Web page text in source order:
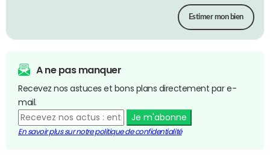
Estimer mon bien
A ne pas manquer
Recevez nos astuces et bons plans directement par e-
mail.
Je m'abonne
En savoir plus sur notre politique de confidentialité